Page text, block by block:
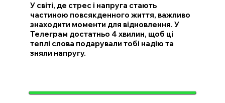
У світі, де стрес і напруга стають
частиною повсякденного життя, важливо
знаходити моменти для відновлення. У
Телеграм достатньо 4 хвилин, щоб ці
теплі слова подарували тобі надію та
зняли напругу.